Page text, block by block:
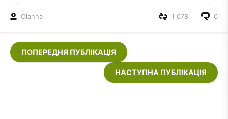
Olanna 0
1 078
ПОПЕРЕДНЯ ПУБЛІКАЦІЯ
НАСТУПНА ПУБЛІКАЦІЯ